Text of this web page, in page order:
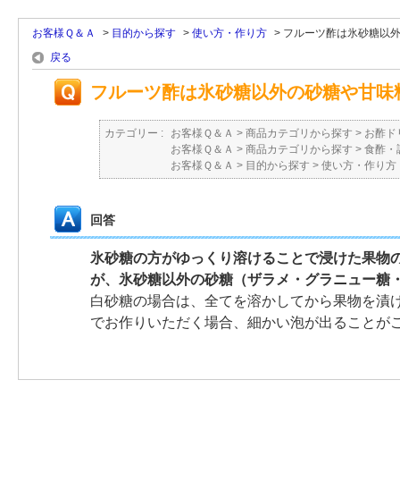
お客様Ｑ＆Ａ > 目的から探す > 使い方・作り方 > フルーツ酢は氷砂糖以
戻る
フルーツ酢は氷砂糖以外の砂糖や甘
カテゴリー : お客様Ｑ＆Ａ > 商品カテゴリから探す > お酢ド
お客様Ｑ＆Ａ > 商品カテゴリから探す > 食酢・
お客様Ｑ＆Ａ > 目的から探す > 使い方・作り方
回答
氷砂糖の方がゆっくり溶けることで浸けた果
が、氷砂糖以外の砂糖（ザラメ・グラニュー糖
白砂糖の場合は、全てを溶かしてから果物を
でお作りいただく場合、細かい泡が出ることが